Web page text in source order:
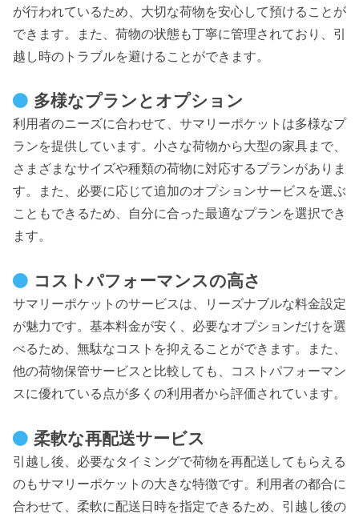
が行われているため、大切な荷物を安心して預けることが
できます。また、荷物の状態も丁寧に管理されており、引
越し時のトラブルを避けることができます。
多様なプランとオプション
利用者のニーズに合わせて、サマリーポケットは多様なプ
ランを提供しています。小さな荷物から大型の家具まで、
さまざまなサイズや種類の荷物に対応するプランがありま
す。また、必要に応じて追加のオプションサービスを選ぶ
こともできるため、自分に合った最適なプランを選択でき
ます。
コストパフォーマンスの高さ
サマリーポケットのサービスは、リーズナブルな料金設定
が魅力です。基本料金が安く、必要なオプションだけを選
べるため、無駄なコストを抑えることができます。また、
他の荷物保管サービスと比較しても、コストパフォーマン
スに優れている点が多くの利用者から評価されています。
柔軟な再配送サービス
引越し後、必要なタイミングで荷物を再配送してもらえる
のもサマリーポケットの大きな特徴です。利用者の都合に
合わせて、柔軟に配送日時を指定できるため、引越し後の